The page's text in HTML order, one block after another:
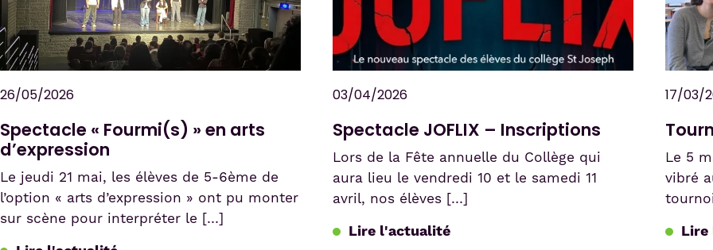
17/03/2026
Échange linguistique avec Jülich –
du 11 auf 13 mars 2026
Les élèves du cours d’allemand du Collège
Saint-Joseph de Chênée ont récemment
participé à un échange linguistique de trois
19/12/2025
Petit-déjeuner de Noël : le hall aux
couleurs des fêtes !
Le hall s’est paré de ses plus belles
décorations pour accueillir le petit-
l’entreprise […]
18/11/